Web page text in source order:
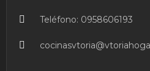
Teléfono: 0958606193